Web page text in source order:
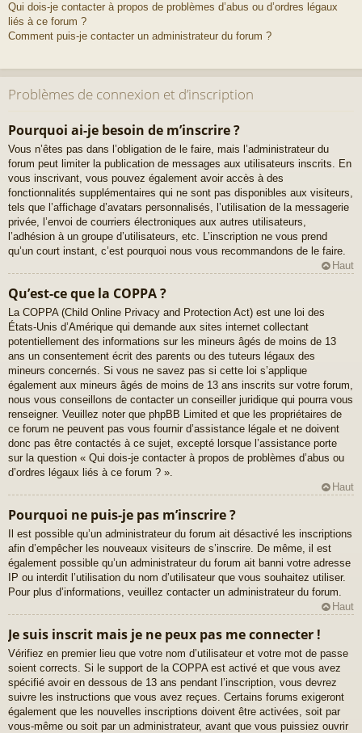
Qui dois-je contacter à propos de problèmes d’abus ou d’ordres légaux
liés à ce forum ?
Comment puis-je contacter un administrateur du forum ?
Problèmes de connexion et d’inscription
Pourquoi ai-je besoin de m’inscrire ?
Vous n’êtes pas dans l’obligation de le faire, mais l’administrateur du
forum peut limiter la publication de messages aux utilisateurs inscrits. En
vous inscrivant, vous pouvez également avoir accès à des
fonctionnalités supplémentaires qui ne sont pas disponibles aux visiteurs,
tels que l’affichage d’avatars personnalisés, l’utilisation de la messagerie
privée, l’envoi de courriers électroniques aux autres utilisateurs,
l’adhésion à un groupe d’utilisateurs, etc. L’inscription ne vous prend
qu’un court instant, c’est pourquoi nous vous recommandons de le faire.
Haut
Qu’est-ce que la COPPA ?
La COPPA (Child Online Privacy and Protection Act) est une loi des
États-Unis d’Amérique qui demande aux sites internet collectant
potentiellement des informations sur les mineurs âgés de moins de 13
ans un consentement écrit des parents ou des tuteurs légaux des
mineurs concernés. Si vous ne savez pas si cette loi s’applique
également aux mineurs âgés de moins de 13 ans inscrits sur votre forum,
nous vous conseillons de contacter un conseiller juridique qui pourra vous
renseigner. Veuillez noter que phpBB Limited et que les propriétaires de
ce forum ne peuvent pas vous fournir d’assistance légale et ne doivent
donc pas être contactés à ce sujet, excepté lorsque l’assistance porte
sur la question « Qui dois-je contacter à propos de problèmes d’abus ou
d’ordres légaux liés à ce forum ? ».
Haut
Pourquoi ne puis-je pas m’inscrire ?
Il est possible qu’un administrateur du forum ait désactivé les inscriptions
afin d’empêcher les nouveaux visiteurs de s’inscrire. De même, il est
également possible qu’un administrateur du forum ait banni votre adresse
IP ou interdit l’utilisation du nom d’utilisateur que vous souhaitez utiliser.
Pour plus d’informations, veuillez contacter un administrateur du forum.
Haut
Je suis inscrit mais je ne peux pas me connecter !
Vérifiez en premier lieu que votre nom d’utilisateur et votre mot de passe
soient corrects. Si le support de la COPPA est activé et que vous avez
spécifié avoir en dessous de 13 ans pendant l’inscription, vous devrez
suivre les instructions que vous avez reçues. Certains forums exigeront
également que les nouvelles inscriptions doivent être activées, soit par
vous-même ou soit par un administrateur, avant que vous puissiez ouvrir